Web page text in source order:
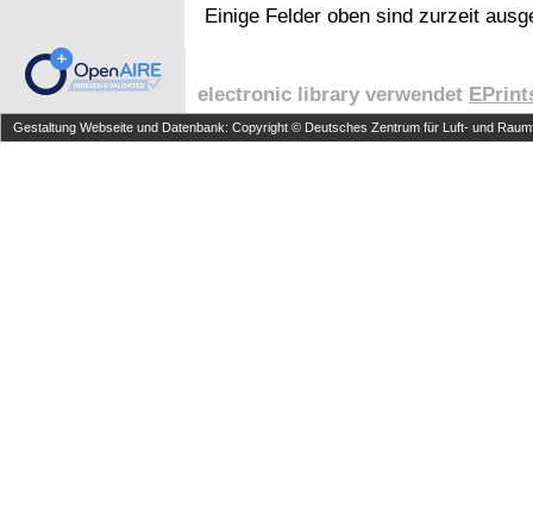
Einige Felder oben sind zurzeit
electronic library verwendet
Gestaltung Webseite und Datenbank: Copyright © Deutsches Zentrum für Luft- und